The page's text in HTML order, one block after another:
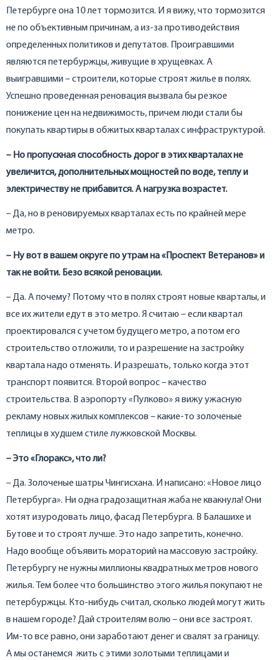
Петербурге она 10 лет тормозится. И я вижу, что тормозится
не по объективным причинам, а из-за противодействия
определенных политиков и депутатов. Проигравшими
являются петербуржцы, живущие в хрущевках. А
выигравшими – строители, которые строят жилье в полях.
Успешно проведенная реновация вызвала бы резкое
понижение цен на недвижимость, причем люди стали бы
покупать квартиры в обжитых кварталах с инфраструктурой.
– Но пропускная способность дорог в этих кварталах не
увеличится, дополнительных мощностей по воде, теплу и
электричеству не прибавится. А нагрузка возрастет.
– Да, но в реновируемых кварталах есть по крайней мере
метро.
– Ну вот в вашем округе по утрам на «Проспект Ветеранов» и
так не войти. Безо всякой реновации.
– Да. А почему? Потому что в полях строят новые кварталы, и
все их жители едут в это метро. Я считаю – если квартал
проектировался с учетом будущего метро, а потом его
строительство отложили, то и разрешение на застройку
квартала надо отменять. И разрешать, только когда этот
транспорт появится. Второй вопрос – качество
строительства. В аэропорту «Пулково» я вижу ужасную
рекламу новых жилых комплексов – какие-то золоченые
теплицы в худшем стиле лужковской Москвы.
– Это «Глоракс», что ли?
– Да. Золоченые шатры Чингисхана. И написано: «Новое лицо
Петербурга». Ни одна градозащитная жаба не квакнула! Они
хотят изуродовать лицо, фасад Петербурга. В Балашихе и
Бутове и то строят лучше. Это надо запретить, конечно.
Надо вообще объявить мораторий на массовую застройку.
Петербургу не нужны миллионы квадратных метров нового
жилья. Тем более что большинство этого жилья покупают не
петербуржцы. Кто-нибудь считал, сколько людей могут жить
в нашем городе? Дай строителям волю – они все застроят.
Им-то все равно, они заработают денег и свалят за границу.
А мы останемся жить с этими золотыми теплицами и